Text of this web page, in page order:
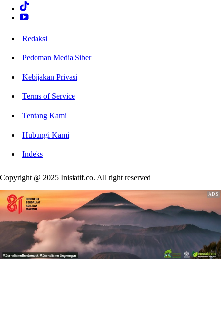
Redaksi
Pedoman Media Siber
Kebijakan Privasi
Terms of Service
Tentang Kami
Hubungi Kami
Indeks
Copyright @ 2025 Inisiatif.co. All right reserved